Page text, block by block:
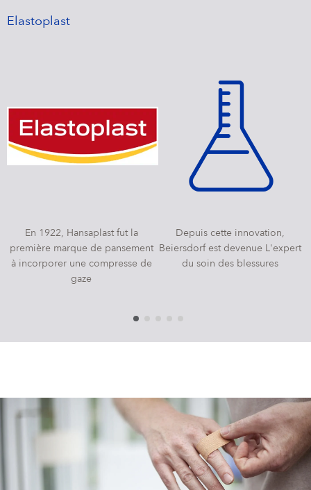
Elastoplast
En 1922, Hansaplast fut la
première marque de pansement
à incorporer une compresse de
gaze
Depuis cette innovation,
Beiersdorf est devenue L'expert
du soin des blessures